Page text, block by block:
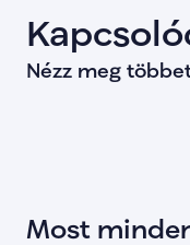
Nézz meg
Most